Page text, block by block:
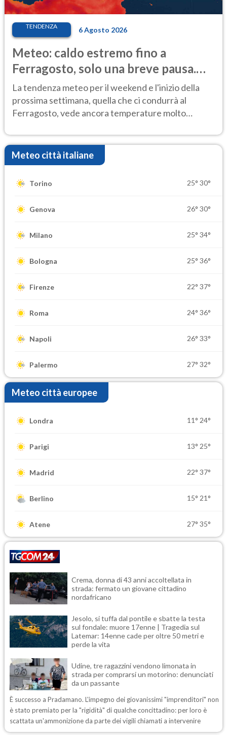
TENDENZA 6 Agosto 2026
Meteo: caldo estremo fino a
Ferragosto, solo una breve pausa.
Ecco dove
La tendenza meteo per il weekend e l'inizio della
prossima settimana, quella che ci condurrà al
Ferragosto, vede ancora temperature molto
Meteo città italiane
Torino 25° 30°
Genova 26° 30°
Milano 25° 34°
Bologna 25° 36°
Firenze 22° 37°
Roma 24° 36°
Napoli 26° 33°
Palermo 27° 32°
Meteo città europee
Londra 11° 24°
Parigi 13° 25°
Madrid 22° 37°
Berlino 15° 21°
Atene 27° 35°
Crema, donna di 43 anni accoltellata in
strada: fermato un giovane cittadino
nordafricano
Jesolo, si tuffa dal pontile e sbatte la testa
sul fondale: muore 17enne | Tragedia sul
Latemar: 14enne cade per oltre 50 metri e
perde la vita
Udine, tre ragazzini vendono limonata in
strada per comprarsi un motorino: denunciati
da un passante
È successo a Pradamano. L'impegno dei giovanissimi "imprenditori" non
è stato premiato per la "rigidità" di qualche concittadino: per loro è
scattata un'ammonizione da parte dei vigili chiamati a intervenire